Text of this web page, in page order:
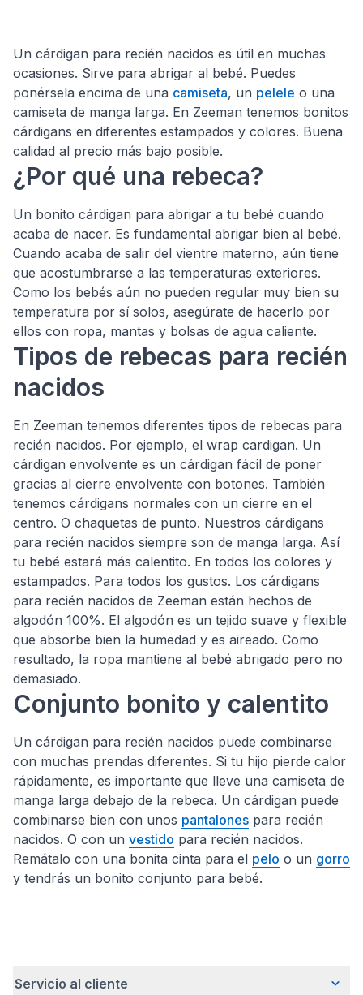
Un cárdigan para recién nacidos es útil en muchas
ocasiones. Sirve para abrigar al bebé. Puedes
ponérsela encima de una camiseta, un pelele o una
camiseta de manga larga. En Zeeman tenemos bonitos
cárdigans en diferentes estampados y colores. Buena
calidad al precio más bajo posible.
¿Por qué una rebeca?
Un bonito cárdigan para abrigar a tu bebé cuando
acaba de nacer. Es fundamental abrigar bien al bebé.
Cuando acaba de salir del vientre materno, aún tiene
que acostumbrarse a las temperaturas exteriores.
Como los bebés aún no pueden regular muy bien su
temperatura por sí solos, asegúrate de hacerlo por
ellos con ropa, mantas y bolsas de agua caliente.
Tipos de rebecas para recién
nacidos
En Zeeman tenemos diferentes tipos de rebecas para
recién nacidos. Por ejemplo, el wrap cardigan. Un
cárdigan envolvente es un cárdigan fácil de poner
gracias al cierre envolvente con botones. También
tenemos cárdigans normales con un cierre en el
centro. O chaquetas de punto. Nuestros cárdigans
para recién nacidos siempre son de manga larga. Así
tu bebé estará más calentito. En todos los colores y
estampados. Para todos los gustos. Los cárdigans
para recién nacidos de Zeeman están hechos de
algodón 100%. El algodón es un tejido suave y flexible
que absorbe bien la humedad y es aireado. Como
resultado, la ropa mantiene al bebé abrigado pero no
demasiado.
Conjunto bonito y calentito
Un cárdigan para recién nacidos puede combinarse
con muchas prendas diferentes. Si tu hijo pierde calor
rápidamente, es importante que lleve una camiseta de
manga larga debajo de la rebeca. Un cárdigan puede
combinarse bien con unos pantalones para recién
nacidos. O con un vestido para recién nacidos.
Remátalo con una bonita cinta para el pelo o un gorro
y tendrás un bonito conjunto para bebé.
Servicio al cliente